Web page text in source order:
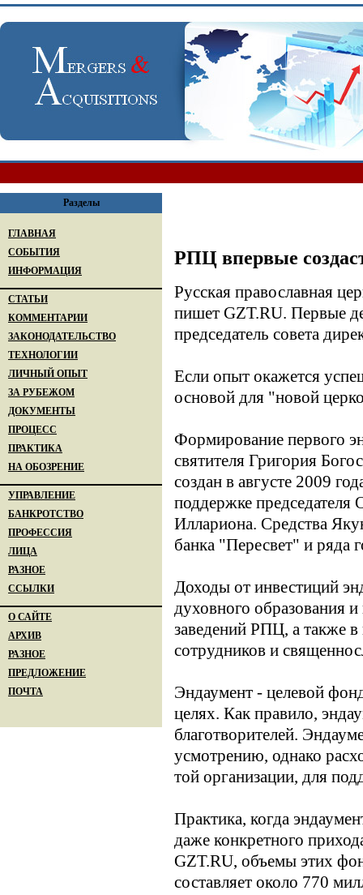
Разделы
ГЛАВНАЯ
СОБЫТИЯ
ИНФОРМАЦИЯ
СТАТЬИ
КОММЕНТАРИИ
ЗАКОНОДАТЕЛЬСТВО
ТЕХНОЛОГИИ
ЛИЧНЫЙ ОПЫТ
ЗА РУБЕЖОМ
ДОКУМЕНТЫ
ПРОЦЕСС
ПРАКТИКА
НА ОБОЗРЕНИЕ
УПРАВЛЕНИЕ
БАНКРОТСТВО
ПРОФЕССИЯ
ЛИЦА
РАЗНОЕ
ССЫЛКИ
О САЙТЕ
АРХИВ
РАЗНОЕ
ПРЕДЛОЖЕНИЕ
ПОЧТА
РПЦ впервые
Русская православная
пишет GZT.RU. Первые
председатель совета
Если опыт окажется
основой для "новой
Формирование первого
святителя Григория
создан в августе 2009
поддержке председателя
Иллариона. Средства
банка "Пересвет" и ряда
Доходы от инвестиций
духовного образования
заведений РПЦ, а также
сотрудников и
Эндаумент - целевой
целях. Как правило,
благотворителей.
усмотрению, однако
той организации, для
Практика, когда
даже конкретного
GZT.RU, объемы этих
составляет около 770